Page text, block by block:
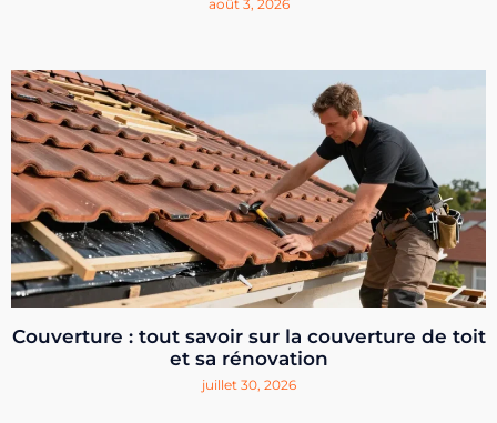
août 3, 2026
Couverture : tout savoir sur la couverture de toit
et sa rénovation
juillet 30, 2026